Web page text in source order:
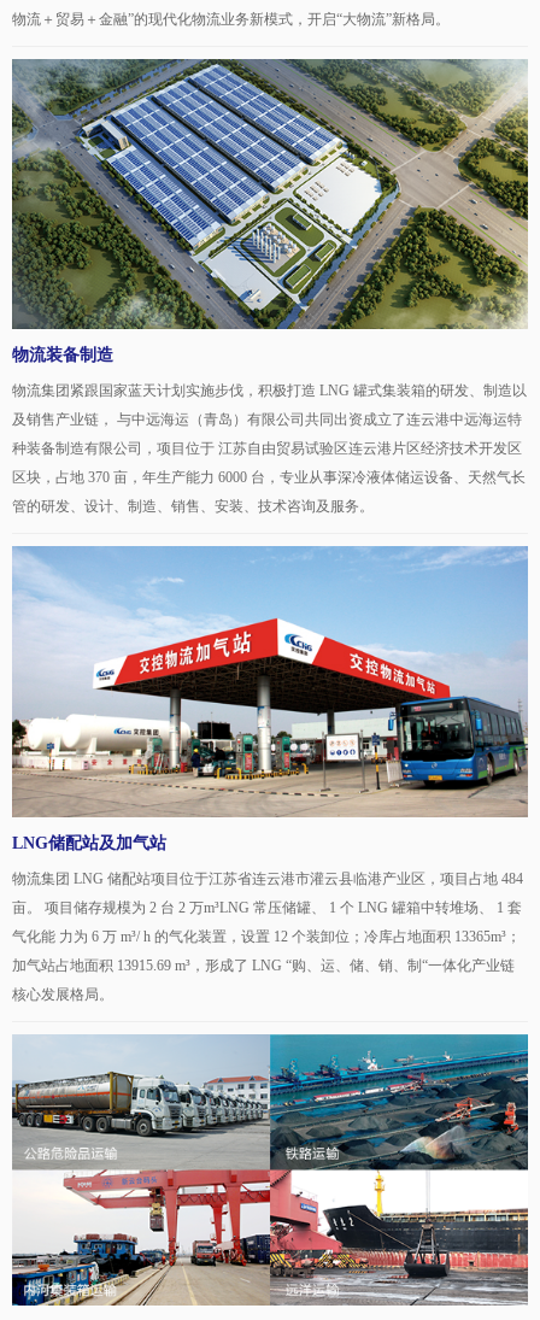
物流＋贸易＋金融”的现代化物流业务新模式，开启“大物流”新格局。
物流装备制造
物流集团紧跟国家蓝天计划实施步伐，积极打造 LNG 罐式集装箱的研发、制造以
及销售产业链， 与中远海运（青岛）有限公司共同出资成立了连云港中远海运特
种装备制造有限公司，项目位于 江苏自由贸易试验区连云港片区经济技术开发区
区块，占地 370 亩，年生产能力 6000 台，专业从事深冷液体储运设备、天然气长
管的研发、设计、制造、销售、安装、技术咨询及服务。
LNG储配站及加气站
物流集团 LNG 储配站项目位于江苏省连云港市灌云县临港产业区，项目占地 484
亩。 项目储存规模为 2 台 2 万m³LNG 常压储罐、 1 个 LNG 罐箱中转堆场、 1 套
气化能 力为 6 万 m³/ h 的气化装置，设置 12 个装卸位；冷库占地面积 13365m³；
加气站占地面积 13915.69 m³，形成了 LNG “购、运、储、销、制“一体化产业链
核心发展格局。